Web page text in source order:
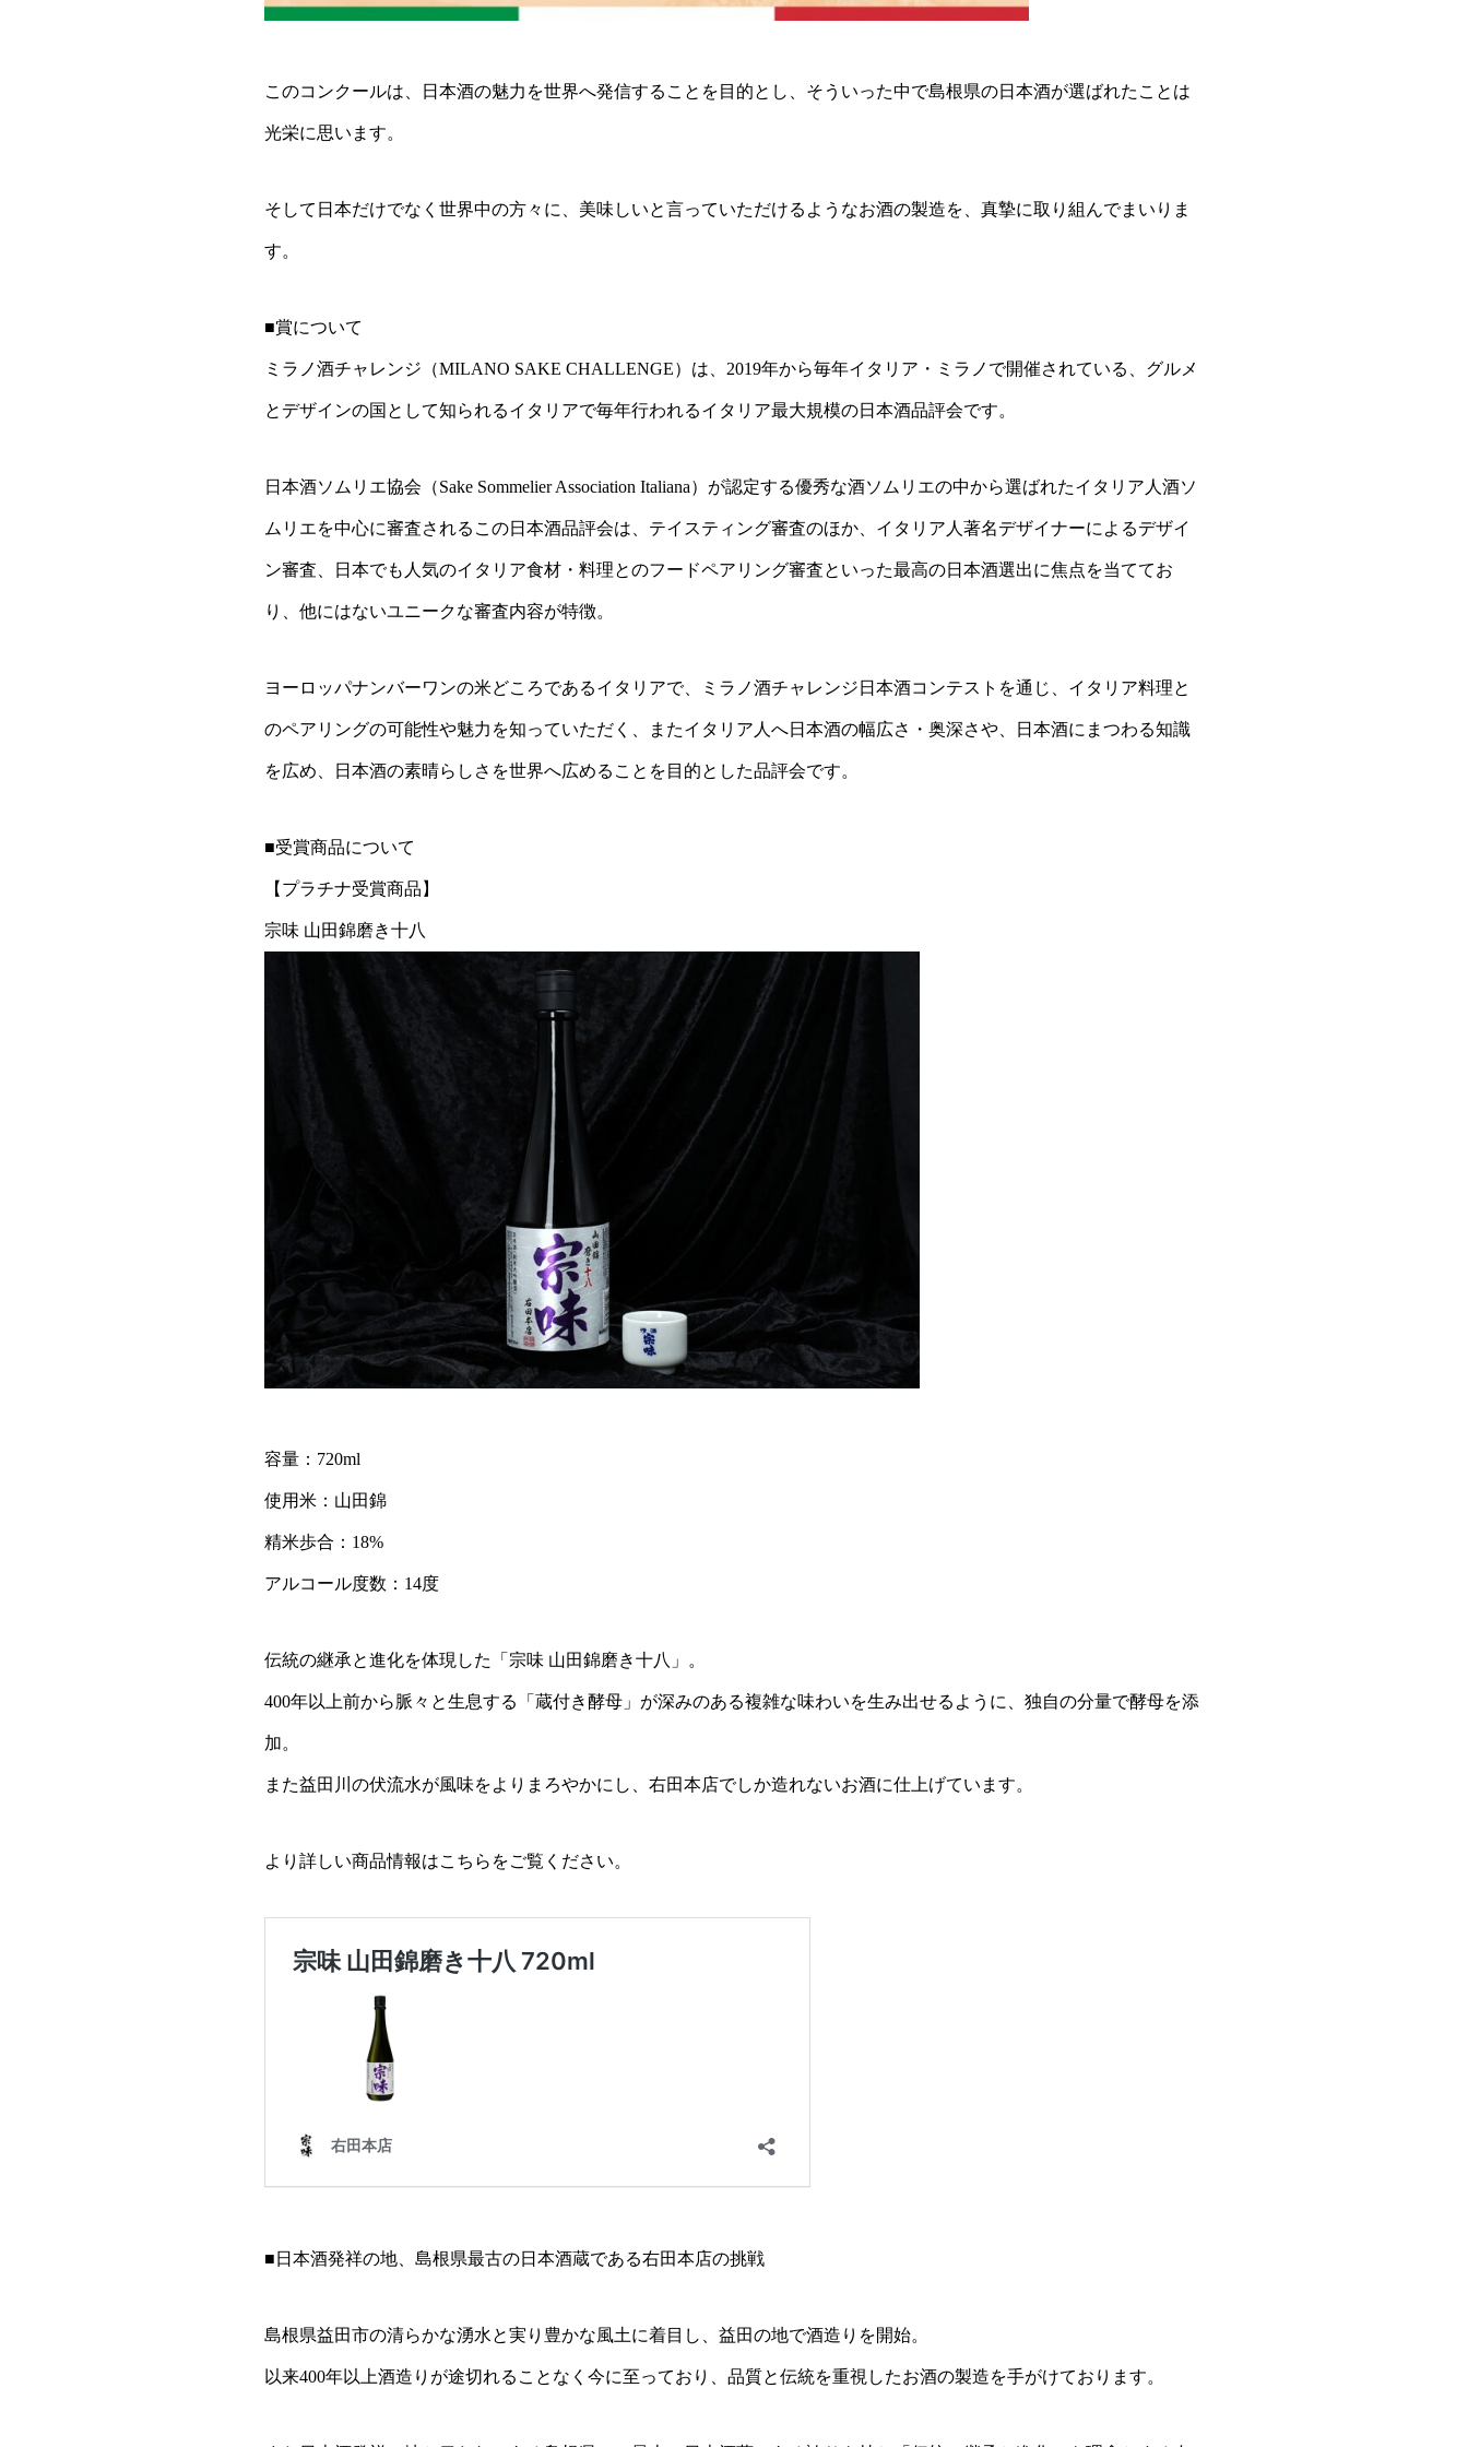
このコンクールは、日本酒の魅力を世界へ発信することを目的とし、そういった中で島根県の日本酒が選ばれたことは
光栄に思います。
そして日本だけでなく世界中の方々に、美味しいと言っていただけるようなお酒の製造を、真摯に取り組んでまいりま
す。
■賞について
ミラノ酒チャレンジ（MILANO SAKE CHALLENGE）は、2019年から毎年イタリア・ミラノで開催されている、グルメ
とデザインの国として知られるイタリアで毎年行われるイタリア最大規模の日本酒品評会です。
日本酒ソムリエ協会（Sake Sommelier Association Italiana）が認定する優秀な酒ソムリエの中から選ばれたイタリア人酒ソ
ムリエを中心に審査されるこの日本酒品評会は、テイスティング審査のほか、イタリア人著名デザイナーによるデザイ
ン審査、日本でも人気のイタリア食材・料理とのフードペアリング審査といった最高の日本酒選出に焦点を当ててお
り、他にはないユニークな審査内容が特徴。
ヨーロッパナンバーワンの米どころであるイタリアで、ミラノ酒チャレンジ日本酒コンテストを通じ、イタリア料理と
のペアリングの可能性や魅力を知っていただく、またイタリア人へ日本酒の幅広さ・奥深さや、日本酒にまつわる知識
を広め、日本酒の素晴らしさを世界へ広めることを目的とした品評会です。
■受賞商品について
【プラチナ受賞商品】
宗味 山田錦磨き十八
容量：720ml
使用米：山田錦
精米歩合：18%
アルコール度数：14度
伝統の継承と進化を体現した「宗味 山田錦磨き十八」。
400年以上前から脈々と生息する「蔵付き酵母」が深みのある複雑な味わいを生み出せるように、独自の分量で酵母を添
加。
また益田川の伏流水が風味をよりまろやかにし、右田本店でしか造れないお酒に仕上げています。
より詳しい商品情報はこちらをご覧ください。
■日本酒発祥の地、島根県最古の日本酒蔵である右田本店の挑戦
島根県益田市の清らかな湧水と実り豊かな風土に着目し、益田の地で酒造りを開始。
以来400年以上酒造りが途切れることなく今に至っており、品質と伝統を重視したお酒の製造を手がけております。